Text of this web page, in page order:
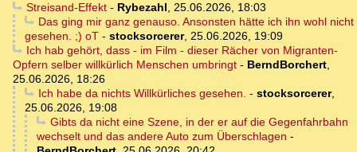
Streisand-Effekt- Rybezahl, 25.06.2026, 18:03
Das ging mir ganz genauso. Ansonsten hätte ich ihn wohl nicht
gesehen. ;) oT - stocksorcerer, 25.06.2026, 19:09
Ich hab gehört, dass - im Film - dieser Rächer von Migranten-
Opfern selber willkürlich Menschen umbringt - BerndBorchert,
25.06.2026, 18:26
Ich habe da nichts Willkürliches gesehen. - stocksorcerer,
25.06.2026, 19:08
Gibts da nicht eine Szene, in der er auf die Gegenfahrbahn
wechselt und das andere Auto zum Überschlagen -